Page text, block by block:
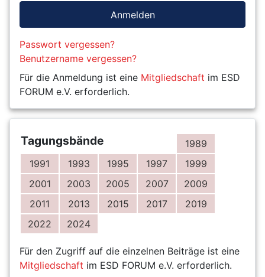
Anmelden
Passwort vergessen?
Benutzername vergessen?
Für die Anmeldung ist eine Mitgliedschaft im ESD
FORUM e.V. erforderlich.
Tagungsbände
1989
1991
1993 1995 1997
1999
2001
2003 2005 2007
2009
2011
2013 2015 2017
2019
2022
2024
Für den Zugriff auf die einzelnen Beiträge ist eine
Mitgliedschaft im ESD FORUM e.V. erforderlich.